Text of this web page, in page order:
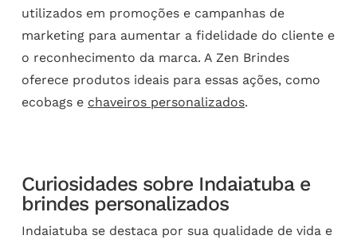
utilizados em promoções e campanhas de
marketing para aumentar a fidelidade do cliente e
o reconhecimento da marca. A Zen Brindes
oferece produtos ideais para essas ações, como
ecobags e chaveiros personalizados.
Curiosidades sobre Indaiatuba e
brindes personalizados
Indaiatuba se destaca por sua qualidade de vida e